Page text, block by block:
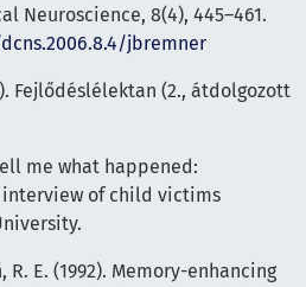
Neuroscience, 8(4), 445–461.
jbremner
Fejlődéslélektan (2., átdolgozott
me what happened:
of child victims
R. E. (1992). Memory-enhancing